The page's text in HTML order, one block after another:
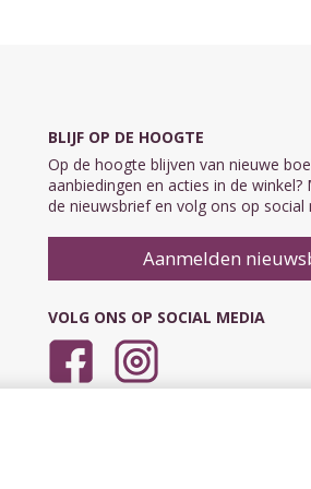
BLIJF OP DE HOOGTE
Op de hoogte blijven van nieuwe
aanbiedingen en acties in de winkel?
de nieuwsbrief en volg ons op social
Aanmelden
VOLG ONS OP SOCIAL MEDIA